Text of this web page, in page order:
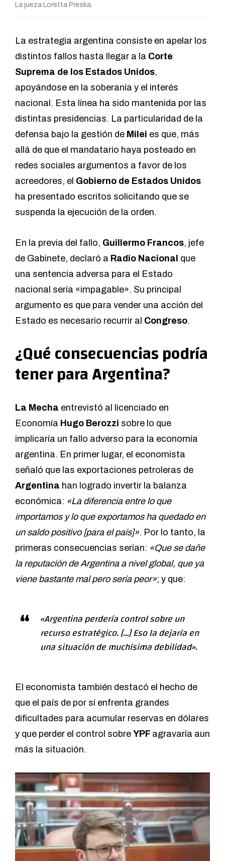
La jueza Loretta Preska.
La estrategia argentina consiste en apelar los
distintos fallos hasta llegar a la Corte
Suprema de los Estados Unidos,
apoyándose en la soberanía y el interés
nacional. Esta línea ha sido mantenida por las
distintas presidencias. La particularidad de la
defensa bajo la gestión de Milei es que, más
allá de que el mandatario haya posteado en
redes sociales argumentos a favor de los
acreedores, el Gobierno de Estados Unidos
ha presentado escritos solicitando que se
suspenda la ejecución de la orden.
En la previa del fallo, Guillermo Francos, jefe
de Gabinete, declaró a Radio Nacional que
una sentencia adversa para el Estado
nacional sería «impagable». Su principal
argumento es que para vender una acción del
Estado es necesario recurrir al Congreso.
¿Qué consecuencias podría
tener para Argentina?
La Mecha entrevistó al licenciado en
Economía Hugo Berozzi sobre lo que
implicaría un fallo adverso para la economía
argentina. En primer lugar, el economista
señaló que las exportaciones petroleras de
Argentina han logrado invertir la balanza
económica: «La diferencia entre lo que
importamos y lo que exportamos ha quedado en
un saldo positivo [para el país]». Por lo tanto, la
primeras consecuencias serían: «Que se dañe
la reputación de Argentina a nivel global, que ya
viene bastante mal pero sería peor»; y que:
«Argentina perdería control sobre un
recurso estratégico. […] Eso la dejaría en
una situación de muchísima debilidad».
El economista también destacó el hecho de
que el país de por sí enfrenta grandes
dificultades para acumular reservas en dólares
y que perder el control sobre YPF agravaría aun
más la situación.